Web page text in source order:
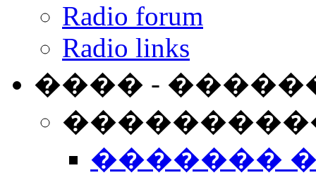
Radio forum
Radio links
���� -
�������